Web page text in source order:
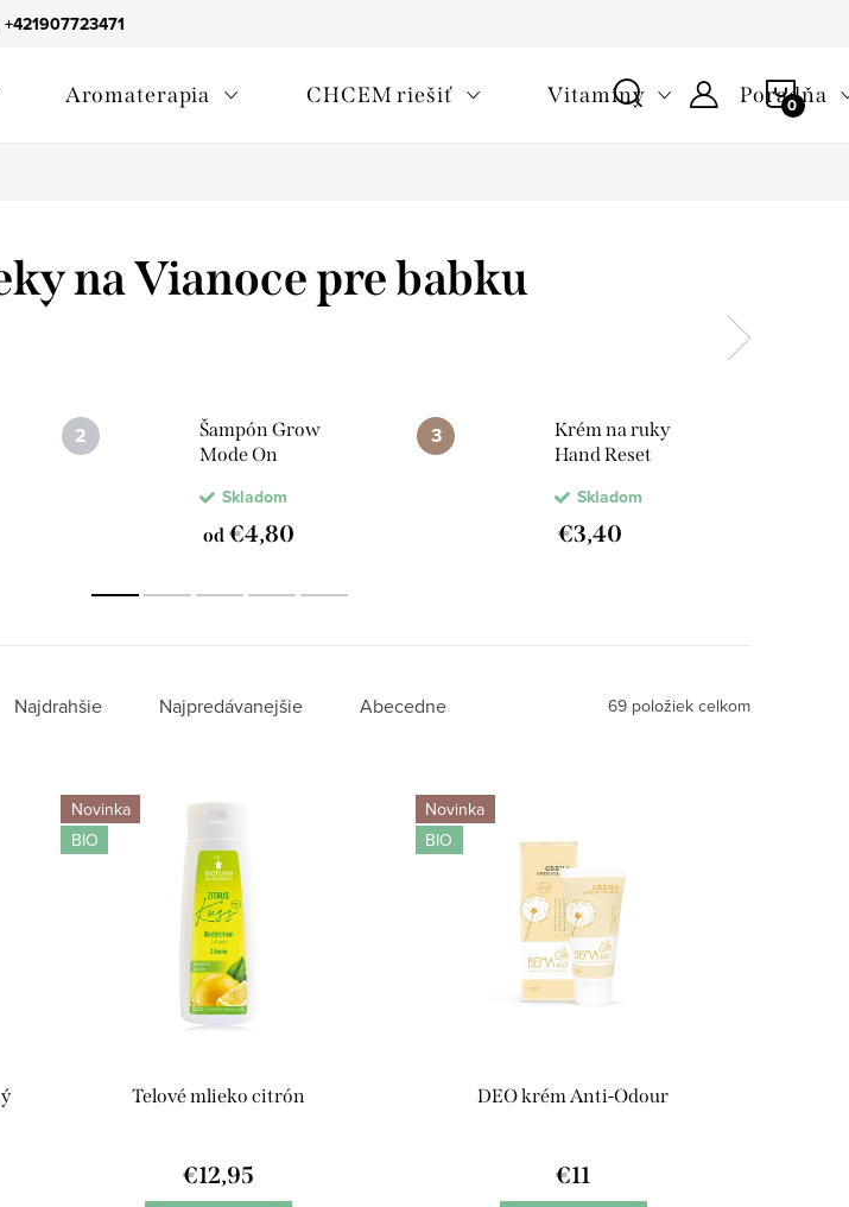
+421907723471
osobných údajov
Aromaterapia CHCEM riešiť Vitamíny Poradňa
na Vianoce pre babku
Šampón Grow
Mode On
Skladom
od €4,80
Krém na ruky
Hand Reset
Skladom
€3,40
Najdrahšie Najpredávanejšie Abecedne 69 položiek celkom
Novinka
BIO
Telové mlieko citrón
€12,95
Novinka
BIO
DEO krém Anti-Odour
€11